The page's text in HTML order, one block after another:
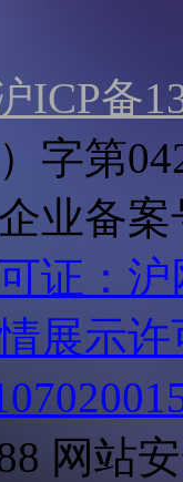
ICP备
字第
业备案
证：
展示许
网站